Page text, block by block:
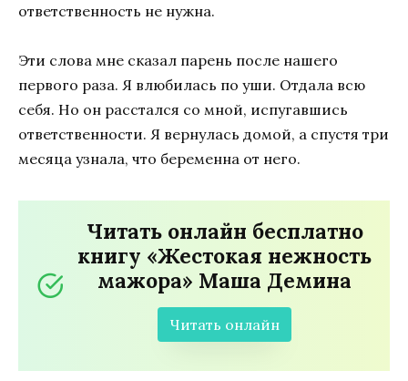
ответственность не нужна.
Эти слова мне сказал парень после нашего
первого раза. Я влюбилась по уши. Отдала всю
себя. Но он расстался со мной, испугавшись
ответственности. Я вернулась домой, а спустя три
месяца узнала, что беременна от него.
Читать онлайн бесплатно
книгу «Жестокая нежность
мажора» Маша Демина
Читать онлайн